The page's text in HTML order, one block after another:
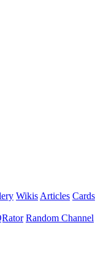
Wikis Articles Cards
Random Channel